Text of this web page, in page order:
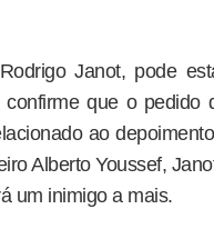
Janot, pode
que o pedido
ao
Alberto Youssef,
um inimigo a mais.